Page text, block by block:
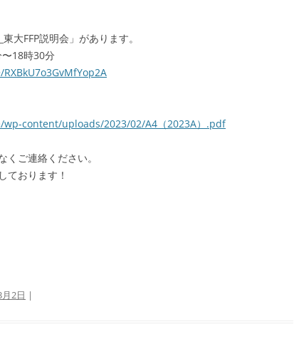
大FFP説明会」があります。
18時30分
content/uploads/2023/02/A4（2023A）.pdf
ご連絡ください。
ております！
2日 |